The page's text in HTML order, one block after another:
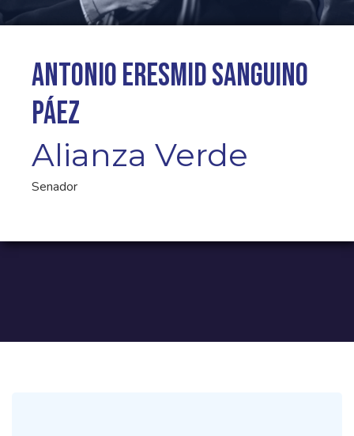
Antonio Eresmid Sanguino
Páez
Alianza Verde
Senador